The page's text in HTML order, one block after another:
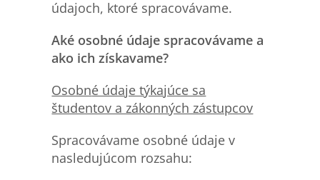
údajoch, ktoré spracovávame.
Aké osobné údaje spracovávame a
ako ich získavame?
Osobné údaje týkajúce sa
študentov a zákonných zástupcov
Spracovávame osobné údaje v
nasledujúcom rozsahu: